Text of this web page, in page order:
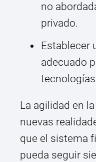
no
privado.
Establecer
adecuado
La agilidad en
nuevas
que el sistema
pueda seguir